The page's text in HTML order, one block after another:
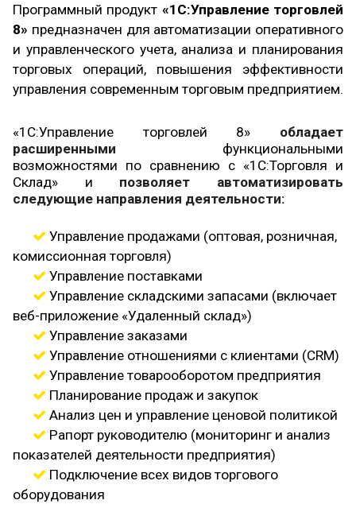
Программный продукт «1С:Управление торговлей
8» предназначен для автоматизации оперативного
и управленческого учета, анализа и планирования
торговых операций, повышения эффективности
управления современным торговым предприятием.
«1С:Управление торговлей 8» обладает
расширенными функциональными
возможностями по сравнению с «1С:Торговля и
Склад» и позволяет автоматизировать
следующие направления деятельности:
Управление продажами (оптовая, розничная,
комиссионная торговля)
Управление поставками
Управление складскими запасами (включает
веб-приложение «Удаленный склад»)
Управление заказами
Управление отношениями с клиентами (CRM)
Управление товарооборотом предприятия
Планирование продаж и закупок
Анализ цен и управление ценовой политикой
Рапорт руководителю (мониторинг и анализ
показателей деятельности предприятия)
Подключение всех видов торгового
оборудования